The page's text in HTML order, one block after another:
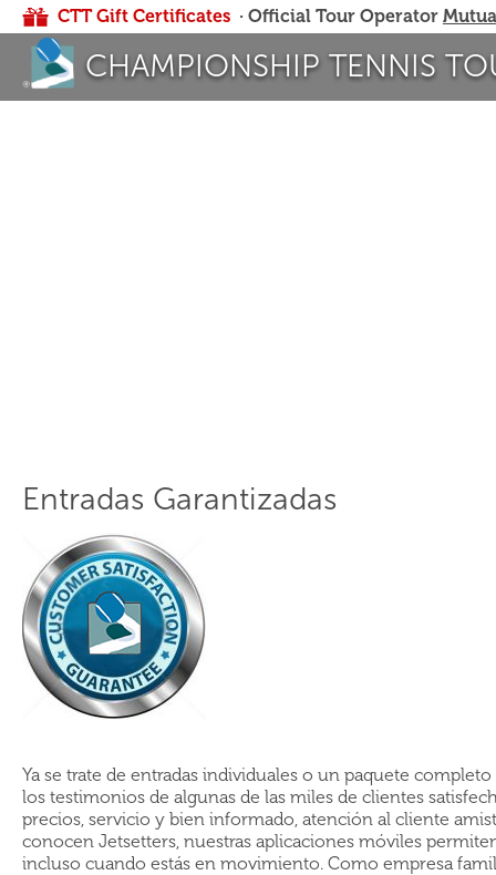
CTT Gift Certificates · Official Tour Operator
CHAMPIONSHIP TENNIS
Entradas Garantizadas
Ya se trate de entradas individuales o un paquete
los testimonios de algunas de las miles de clientes
precios, servicio y bien informado, atención al cliente
conocen Jetsetters, nuestras aplicaciones móviles
incluso cuando estás en movimiento. Como empresa